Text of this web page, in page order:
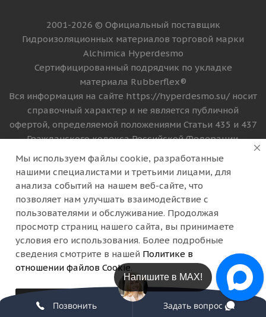
2001-2026 © Официальный поставщик
Гидроизоляционных материалов торговой марки
Alchimica Hyperdesmo
Сертифицированный подрядчик по укладке
материала Rubberflex®
Вся информация на сайте https://hyperdesmo.su/ носит
справочный характер и не является публичной
офертой, определяемой положениями Статьи 435 и 437
Гражданского кодекса Российской Федерации.
Технические параметры (спецификация), цена и
комплект поставки товара могут быть изменены
производителем без предварительного уведомления.
Уточняйте информацию у наших менеджеров по
телефону +74994308003
Версия для печати
Позвонить Задать вопрос
Напишите в Telegram!
Мы используем файлы cookie, разработанные
нашими специалистами и третьими лицами, для
анализа событий на нашем веб-сайте, что
позволяет нам улучшать взаимодействие с
пользователями и обслуживание. Продолжая
просмотр страниц нашего сайта, вы принимаете
условия его использования. Более подробные
сведения смотрите в нашей Политике в
отношении файлов Cookie.